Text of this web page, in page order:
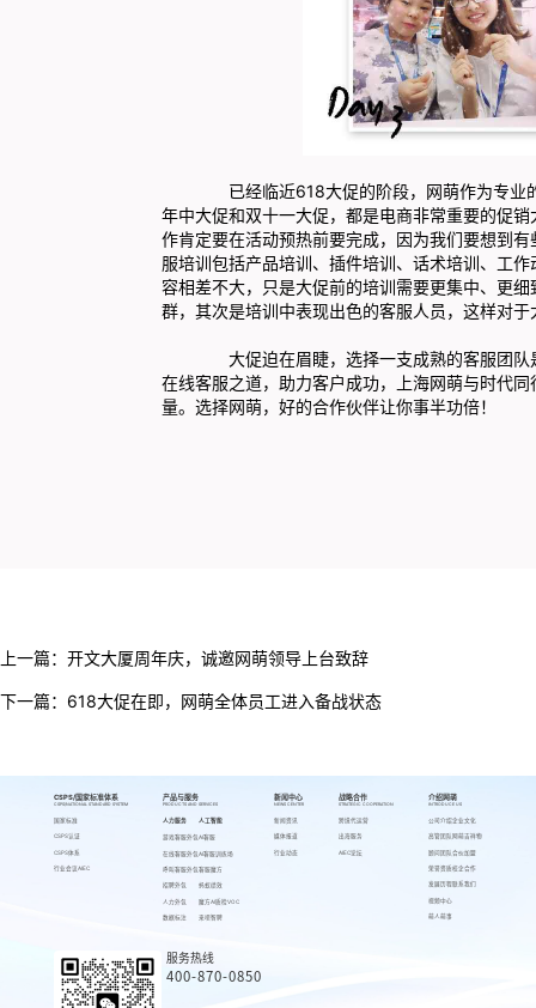
已经临近618大促的阶段，网萌作为专业的
年中大促和双十一大促，都是电商非常重要的促
作肯定要在活动预热前要完成，因为我们要想到
服培训包括产品培训、插件培训、话术培训、工
容相差不大，只是大促前的培训需要更集中、更
群，其次是培训中表现出色的客服人员，这样对
大促迫在眉睫，选择一支成熟的客服团队是
在线客服之道，助力客户成功，上海网萌与时代
量。选择网萌，好的合作伙伴让你事半功倍！
上一篇： 开文大厦周年庆，诚邀网萌领导上台致辞
下一篇： 618大促在即，网萌全体员工进入备战状态
CSPS/国家标准体系
CSPS/NATIONAL STANDARD SYSTEM
国家标准
CSPS认证
CSPS体系
行业会议AIEC
产品与服务
PRODUCTS AND SERVICES
人力服务
游戏客服外包
在线客服外包
呼叫客服外包
招聘外包
人力外包
数据标注
人工智能
AI客服
AI客服训练场
客服魔方
蚂蚁绩效
魔方AI质检VOC
来呗智聘
新闻中心
NEWS CENTER
新闻资讯
媒体报道
行业动态
战略合作
STRATEGIC COOPERATION
跨境代运营
出海服务
AIEC论坛
介绍网萌
INTRODUCE US
公司介绍
高管团队
顾问团队
荣誉资质
发展历程
视频中心
萌人萌事
企业文化
网萌吉祥物
合伙加盟
校企合作
联系我们
服务热线
400-870-0850